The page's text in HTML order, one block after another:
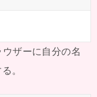
ザーに自分の名
。